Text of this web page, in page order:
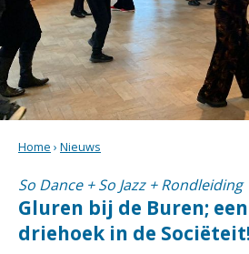
Home › Nieuws
So Dance + So Jazz + Rondleiding
Gluren bij de Buren;
driehoek in de